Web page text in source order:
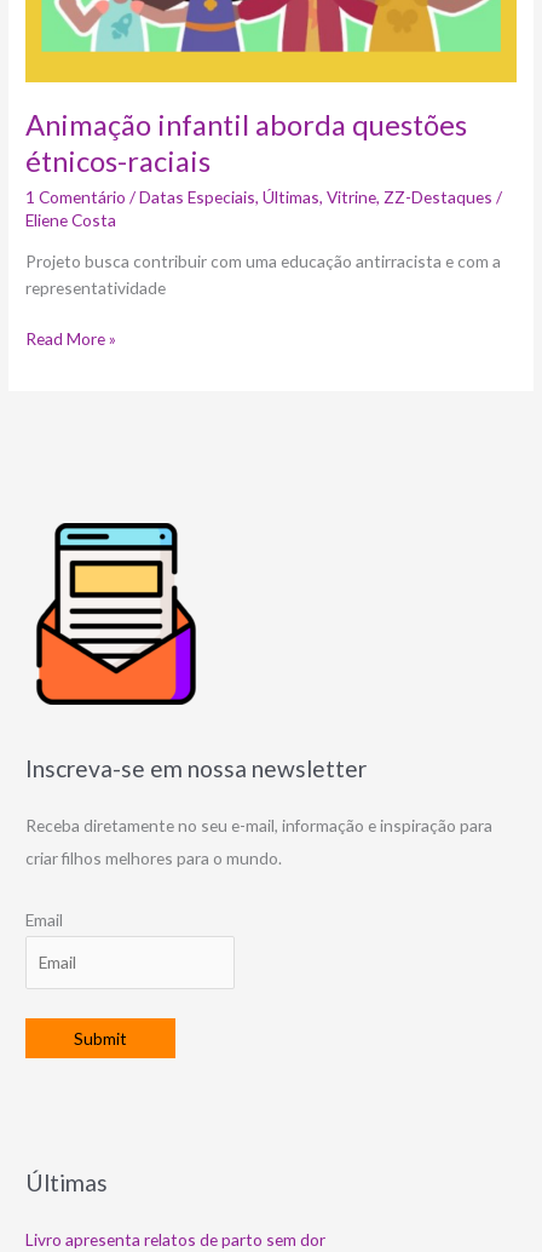
Animação infantil aborda questões
étnicos-raciais
1 Comentário /Datas Especiais,Últimas,Vitrine, ZZ-Destaques /
Eliene Costa
Projeto busca contribuir com uma educação antirracista e com a
representatividade
Read More »
Inscreva-se em nossa newsletter
Receba diretamente no seu e-mail, informação e inspiração para
criar filhos melhores para o mundo.
Email
Últimas
Livro apresenta relatos de parto sem dor